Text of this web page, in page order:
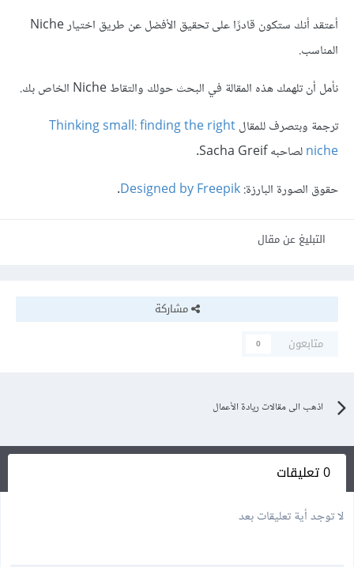
أعتقد أنك ستكون قادرًا على تحقيق الأفضل عن طريق اختيار Niche
المناسب.
نأمل أن تلهمك هذه المقالة في البحث حولك والتقاط Niche الخاص بك.
ترجمة وبتصرف للمقالThinking small: finding the right
nicheلصاحبه Sacha Greif.
حقوق الصورة البارزة:Designed by Freepik
.
التبليغ عن مقال
مشاركة
متابعون
0
اذهب الى مقالات ريادة الأعمال
0 تعليقات
لا توجد أية تعليقات بعد